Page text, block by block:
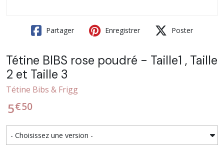
Partager Enregistrer Poster
Tétine BIBS rose poudré - Taille1 , Taille
2 et Taille 3
Tétine Bibs & Frigg
5€50